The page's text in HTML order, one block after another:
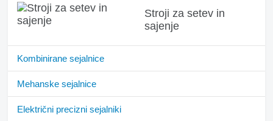
Stroji za setev in
sajenje
Kombinirane sejalnice
Mehanske sejalnice
Električni precizni sejalniki